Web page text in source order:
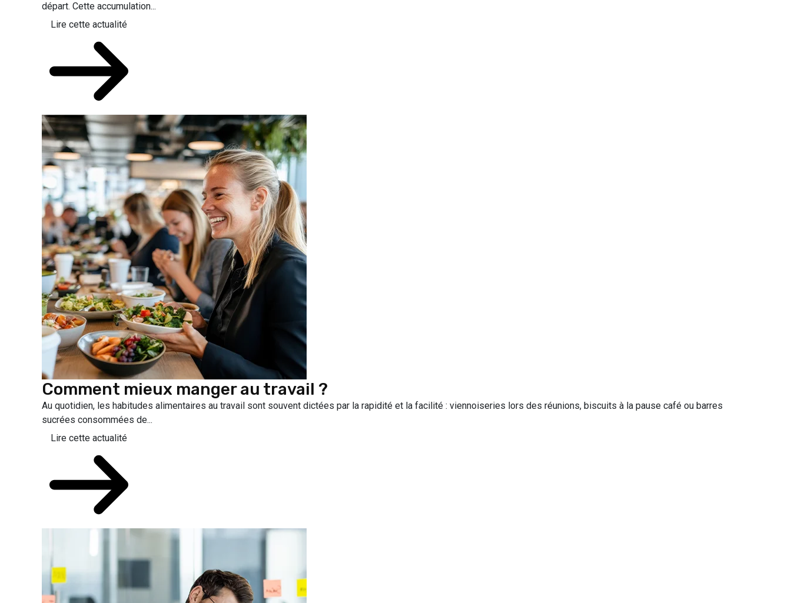
départ. Cette accumulation...
Lire cette actualité
Comment mieux manger au travail ?
Au quotidien, les habitudes alimentaires au travail sont souvent dictées par la rapidité et la facilité : viennoiseries lors des réunions, biscuits à la pause café ou barres
sucrées consommées de...
Lire cette actualité